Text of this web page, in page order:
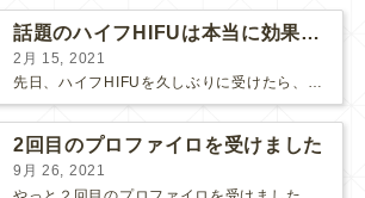
話題のハイフHIFUは本当に効果があるのか？
2月 15, 2021
先日、ハイフHIFUを久しぶりに受けたら、顔の調子がとても良い感じです♪ 私はハイフHIFU後はいつも３日位、人には気付かれない程度に軽く腫れて、その後、グングンと顔が引き締まります。 ...
2回目のプロファイロを受けました
9月 26, 2021